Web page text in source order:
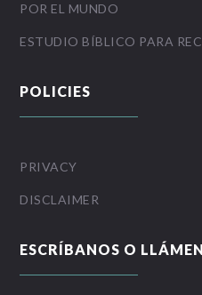
POR EL MUNDO
ESTUDIO BÍBLICO PARA
POLICIES
PRIVACY
DISCLAIMER
ESCRÍBANOS O